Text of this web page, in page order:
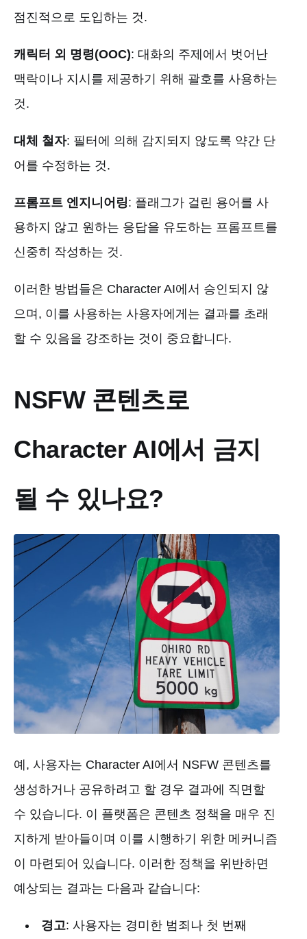
점진적으로 도입하는 것.
캐릭터 외 명령(OOC): 대화의 주제에서 벗어난
맥락이나 지시를 제공하기 위해 괄호를 사용하는
것.
대체 철자: 필터에 의해 감지되지 않도록 약간 단
어를 수정하는 것.
프롬프트 엔지니어링: 플래그가 걸린 용어를 사
용하지 않고 원하는 응답을 유도하는 프롬프트를
신중히 작성하는 것.
이러한 방법들은 Character AI에서 승인되지 않
으며, 이를 사용하는 사용자에게는 결과를 초래
할 수 있음을 강조하는 것이 중요합니다.
NSFW 콘텐츠로
Character AI에서 금지
될 수 있나요?
예, 사용자는 Character AI에서 NSFW 콘텐츠를
생성하거나 공유하려고 할 경우 결과에 직면할
수 있습니다. 이 플랫폼은 콘텐츠 정책을 매우 진
지하게 받아들이며 이를 시행하기 위한 메커니즘
이 마련되어 있습니다. 이러한 정책을 위반하면
예상되는 결과는 다음과 같습니다:
경고: 사용자는 경미한 범죄나 첫 번째